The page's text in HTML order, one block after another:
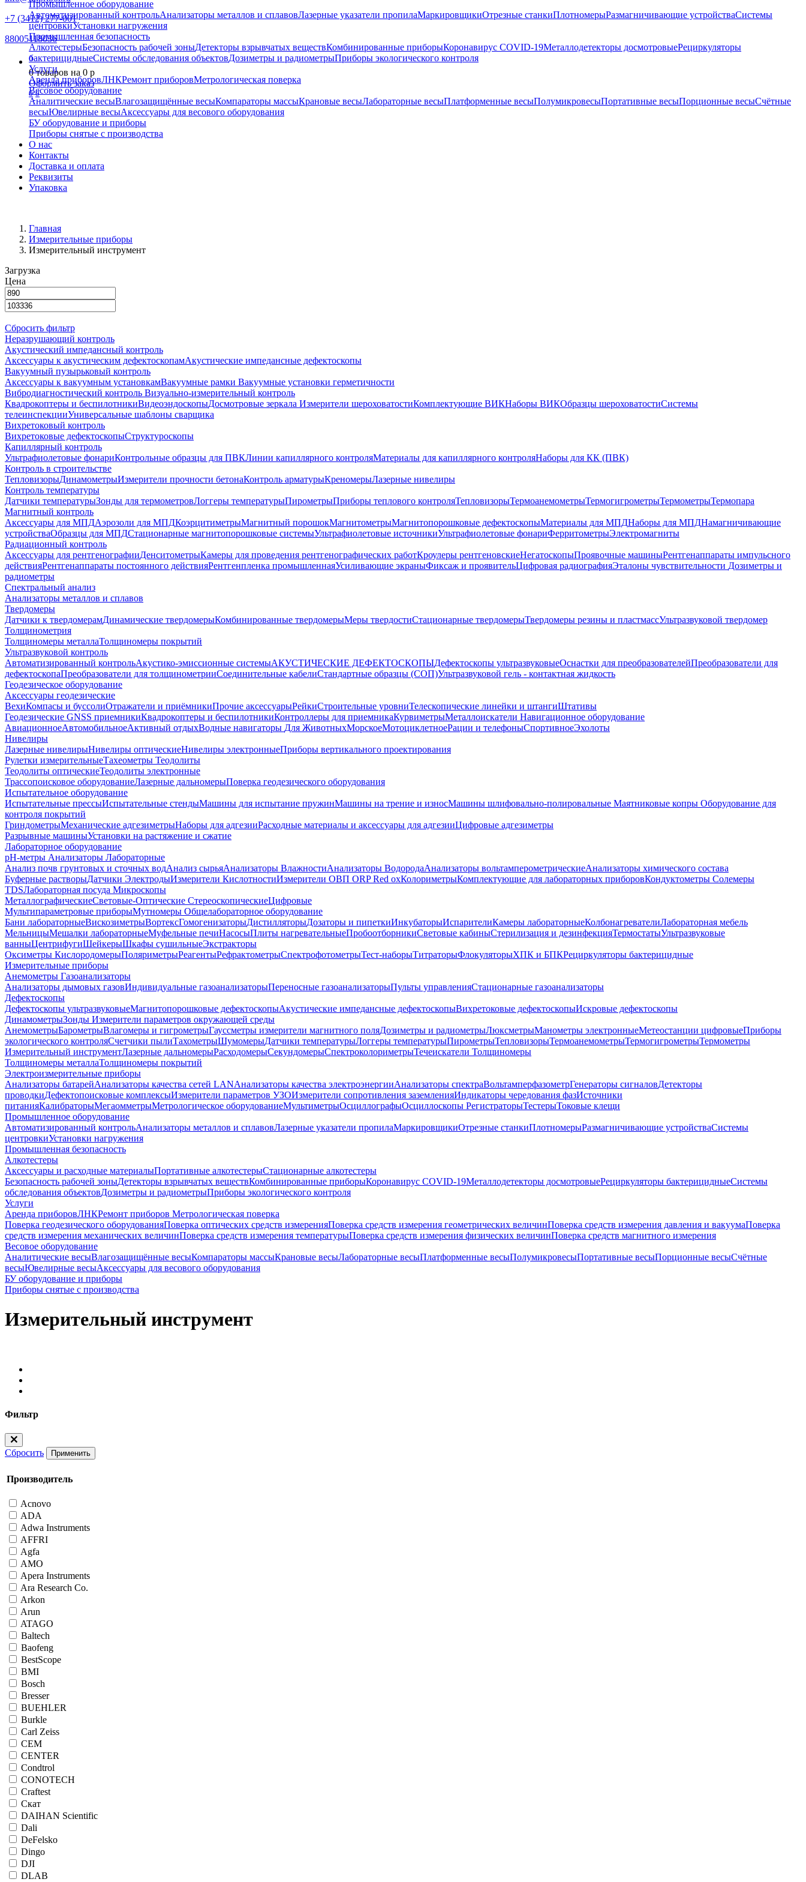
+7 (3412) 277-001
88005118036
0
0 товаров на 0 p
Оформить заказ
0 0
Промышленное оборудование
Автоматизированный контрольАнализаторы металлов и сплавовЛазерные указатели пропилаМаркировщикиОтрезные станкиПлотномерыРазмагничивающие устройстваСистемы
центровкиУстановки нагружения
Промышленная безопасность
АлкотестерыБезопасность рабочей зоныДетекторы взрывчатых веществКомбинированные приборыКоронавирус COVID-19Металлодетекторы досмотровыеРециркуляторы
бактерицидныеСистемы обследования объектовДозиметры и радиометрыПриборы экологического контроля
Услуги
Аренда приборовЛНКРемонт приборовМетрологическая поверка
Весовое оборудование
Аналитические весыВлагозащищённые весыКомпараторы массыКрановые весыЛабораторные весыПлатформенные весыПолумикровесыПортативные весыПорционные весыСчётные
весыЮвелирные весыАксессуары для весового оборудования
БУ оборудование и приборы
Приборы снятые с производства
О нас
Контакты
Доставка и оплата
Реквизиты
Упаковка
Главная
Измерительные приборы
Измерительный инструмент
Загрузка
Цена
Сбросить фильтр
Неразрушающий контроль
Акустический импедансный контроль
Аксессуары к акустическим дефектоскопамАкустические импедансные дефектоскопы
Вакуумный пузырьковый контроль
Аксессуары к вакуумным установкамВакуумные рамки Вакуумные установки герметичности
Вибродиагностический контроль Визуально-измерительный контроль
Квадрокоптеры и беспилотникиВидеоэндоскопыДосмотровые зеркала Измерители шероховатостиКомплектующие ВИКНаборы ВИКОбразцы шероховатостиСистемы
телеинспекцииУниверсальные шаблоны сварщика
Вихретоковый контроль
Вихретоковые дефектоскопыСтруктуроскопы
Капиллярный контроль
Ультрафиолетовые фонариКонтрольные образцы для ПВКЛинии капиллярного контроляМатериалы для капиллярного контроляНаборы для КК (ПВК)
Контроль в строительстве
ТепловизорыДинамометрыИзмерители прочности бетонаКонтроль арматурыКреномерыЛазерные нивелиры
Контроль температуры
Датчики температурыЗонды для термометровЛоггеры температурыПирометрыПриборы теплового контроляТепловизорыТермоанемометрыТермогигрометрыТермометрыТермопара
Магнитный контроль
Аксессуары для МПДАэрозоли для МПДКоэрцитиметрыМагнитный порошокМагнитометрыМагнитопорошковые дефектоскопыМатериалы для МПДНаборы для МПДНамагничивающие
устройстваОбразцы для МПДСтационарные магнитопорошковые системыУльтрафиолетовые источникиУльтрафиолетовые фонариФерритометрыЭлектромагниты
Радиационный контроль
Аксессуары для рентгенографииДенситометрыКамеры для проведения рентгенографических работКроулеры рентгеновскиеНегатоскопыПроявочные машиныРентгенаппараты импульсного
действияРентгенаппараты постоянного действияРентгенпленка промышленнаяУсиливающие экраныФиксаж и проявительЦифровая радиографияЭталоны чувствительности Дозиметры и
радиометры
Спектральный анализ
Анализаторы металлов и сплавов
Твердомеры
Датчики к твердомерамДинамические твердомерыКомбинированные твердомерыМеры твердостиСтационарные твердомерыТвердомеры резины и пластмассУльтразвуковой твердомер
Толщинометрия
Толщиномеры металлаТолщиномеры покрытий
Ультразвуковой контроль
Автоматизированный контрольАкустико-эмиссионные системыАКУСТИЧЕСКИЕ ДЕФЕКТОСКОПЫДефектоскопы ультразвуковыеОснастки для преобразователейПреобразователи для
дефектоскопаПреобразователи для толщинометрииСоединительные кабелиСтандартные образцы (СОП)Ультразвуковой гель - контактная жидкость
Геодезическое оборудование
Аксессуары геодезические
ВехиКомпасы и буссолиОтражатели и приёмникиПрочие аксессуарыРейкиСтроительные уровниТелескопические линейки и штангиШтативы
Геодезические GNSS приемникиКвадрокоптеры и беспилотникиКонтроллеры для приемникаКурвиметрыМеталлоискатели Навигационное оборудование
АвиационноеАвтомобильноеАктивный отдыхВодные навигаторы Для ЖивотныхМорскоеМотоциклетноеРации и телефоныСпортивноеЭхолоты
Нивелиры
Лазерные нивелирыНивелиры оптическиеНивелиры электронныеПриборы вертикального проектирования
Рулетки измерительныеТахеометры Теодолиты
Теодолиты оптическиеТеодолиты электронные
Трассопоисковое оборудованиеЛазерные дальномерыПоверка геодезического оборудования
Испытательное оборудование
Испытательные прессыИспытательные стендыМашины для испытание пружинМашины на трение и износМашины шлифовально-полировальные Маятниковые копры Оборудование для
контроля покрытий
ГриндометрыМеханические адгезиметрыНаборы для адгезииРасходные материалы и аксессуары для адгезииЦифровые адгезиметры
Разрывные машиныУстановки на растяжение и сжатие
Лабораторное оборудование
pH-метры Анализаторы Лабораторные
Анализ почв грунтовых и сточных водАнализ сырьяАнализаторы ВлажностиАнализаторы ВодородаАнализаторы вольтамперометрическиеАнализаторы химического состава
Буферные растворыДатчики ЭлектродыИзмерители КислотностиИзмерители ОВП ORP Red oxКолориметрыКомплектующие для лабораторных приборовКондуктометры Солемеры
TDSЛабораторная посуда Микроскопы
МеталлографическиеСветовые-Оптические СтереоскопическиеЦифровые
Мультипараметровые приборыМутномеры Общелабораторное оборудование
Бани лабораторныеВискозиметрыВортексГомогенизаторыДистилляторыДозаторы и пипеткиИнкубаторыИспарителиКамеры лабораторныеКолбонагревателиЛабораторная мебель
МельницыМешалки лабораторныеМуфельные печиНасосыПлиты нагревательныеПробоотборникиСветовые кабиныСтерилизация и дезинфекцияТермостатыУльтразвуковые
ванныЦентрифугиШейкерыШкафы сушильныеЭкстракторы
Оксиметры КислородомерыПоляриметрыРеагентыРефрактометрыСпектрофотометрыТест-наборыТитраторыФлокуляторыХПК и БПКРециркуляторы бактерицидные
Измерительные приборы
Анемометры Газоанализаторы
Анализаторы дымовых газовИндивидуальные газоанализаторыПереносные газоанализаторыПульты управленияСтационарные газоанализаторы
Дефектоскопы
Дефектоскопы ультразвуковыеМагнитопорошковые дефектоскопыАкустические импедансные дефектоскопыВихретоковые дефектоскопыИскровые дефектоскопы
ДинамометрыЗонды Измерители параметров окружающей среды
АнемометрыБарометрыВлагомеры и гигрометрыГауссметры измерители магнитного поляДозиметры и радиометрыЛюксметрыМанометры электронныеМетеостанции цифровыеПриборы
экологического контроляСчетчики пылиТахометрыШумомерыДатчики температурыЛоггеры температурыПирометрыТепловизорыТермоанемометрыТермогигрометрыТермометры
Измерительный инструментЛазерные дальномерыРасходомерыСекундомерыСпектроколориметрыТечеискатели Толщиномеры
Толщиномеры металлаТолщиномеры покрытий
Электроизмерительные приборы
Анализаторы батарейАнализаторы качества сетей LANАнализаторы качества электроэнергииАнализаторы спектраВольтамперфазометрГенераторы сигналовДетекторы
проводкиДефектопоисковые комплексыИзмерители параметров УЗОИзмерители сопротивления заземленияИндикаторы чередования фазИсточники
питанияКалибраторыМегаомметрыМетрологическое оборудованиеМультиметрыОсциллографыОсциллоскопы РегистраторыТестерыТоковые клещи
Промышленное оборудование
Автоматизированный контрольАнализаторы металлов и сплавовЛазерные указатели пропилаМаркировщикиОтрезные станкиПлотномерыРазмагничивающие устройстваСистемы
центровкиУстановки нагружения
Промышленная безопасность
Алкотестеры
Аксессуары и расходные материалыПортативные алкотестерыСтационарные алкотестеры
Безопасность рабочей зоныДетекторы взрывчатых веществКомбинированные приборыКоронавирус COVID-19Металлодетекторы досмотровыеРециркуляторы бактерицидныеСистемы
обследования объектовДозиметры и радиометрыПриборы экологического контроля
Услуги
Аренда приборовЛНКРемонт приборов Метрологическая поверка
Поверка геодезического оборудованияПоверка оптических средств измеренияПоверка средств измерения геометрических величинПоверка средств измерения давления и вакуумаПоверка
средств измерения механических величинПоверка средств измерения температурыПоверка средств измерения физических величинПоверка средств магнитного измерения
Весовое оборудование
Аналитические весыВлагозащищённые весыКомпараторы массыКрановые весыЛабораторные весыПлатформенные весыПолумикровесыПортативные весыПорционные весыСчётные
весыЮвелирные весыАксессуары для весового оборудования
БУ оборудование и приборы
Приборы снятые с производства
Измерительный инструмент
Фильтр
Сбросить Применить
Производитель
Acnovo
ADA
Adwa Instruments
AFFRI
Agfa
AMO
Apera Instruments
Ara Research Co.
Arkon
Arun
ATAGO
Baltech
Baofeng
BestScope
BMI
Bosch
Bresser
BUEHLER
Burkle
Carl Zeiss
CEM
CENTER
Condtrol
CONOTECH
Craftest
Cкат
DAIHAN Scientific
Dali
DeFelsko
Dingo
DJI
DLAB